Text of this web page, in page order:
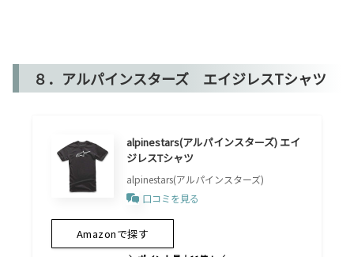
８．アルパインスターズ エイジレスTシャツ
alpinestars(アルパインスターズ) エイ
ジレスTシャツ
alpinestars(アルパインスターズ)
口コミを見る
Amazonで探す